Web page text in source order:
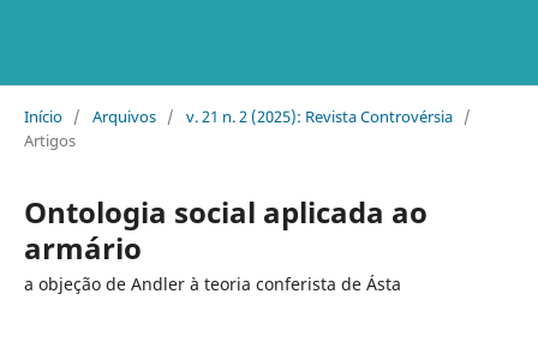
Início / Arquivos / v. 21 n. 2 (2025): Revista Controvérsia /
Artigos
Ontologia social aplicada ao
armário
a objeção de Andler à teoria conferista de Ásta